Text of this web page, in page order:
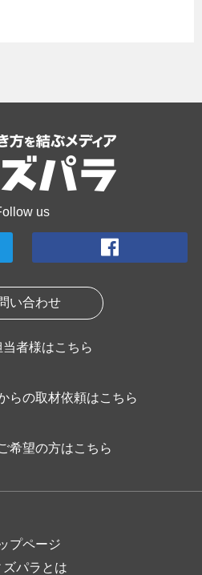
us
い合わせ
者様はこちら
らの取材依頼はこちら
希望の方はこちら
プページ
ズパラとは